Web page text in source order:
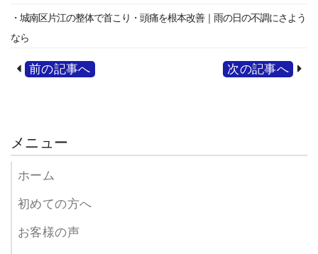
・城南区片江の整体で首こり・頭痛を根本改善｜雨の日の不調にさよう
なら
前の記事へ 次の記事へ
メニュー
ホーム
初めての方へ
お客様の声